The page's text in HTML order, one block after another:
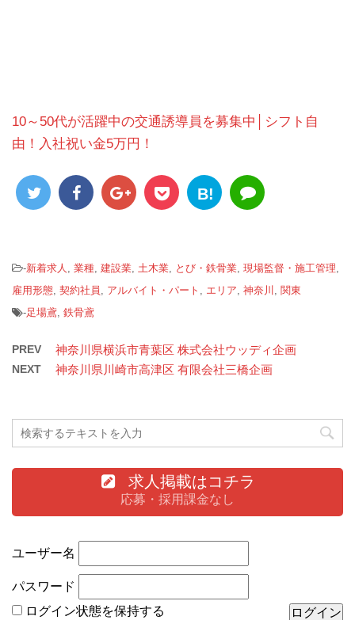
10～50代が活躍中の交通誘導員を募集中│シフト自
由！入社祝い金5万円！
B!
-新着求人 業種 建設業 土木業 とび・鉄骨業 現場監督・施工管理
雇用形態 契約社員 アルバイト・パート エリア 神奈川
関東
-足場鳶 鉄骨鳶
PREV 神奈川県横浜市青葉区 株式会社ウッディ企画
NEXT 神奈川県川崎市高津区 有限会社三橋企画
求人掲載はコチラ
応募・採用課金なし
ユーザー名
パスワード
ログイン状態を保持する